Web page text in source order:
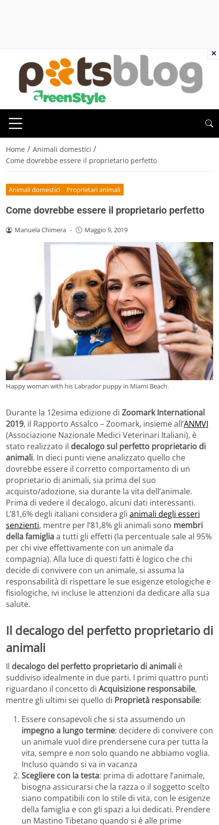
Home / Animali domestici /
Come dovrebbe essere il proprietario perfetto
Animali domestici Proprietari animali
Come dovrebbe essere il proprietario perfetto
Manuela Chimera - Maggio 9, 2019
Happy woman with his Labrador puppy in Miami Beach.
Durante la 12esima edizione di Zoomark International
2019, il Rapporto Assalco – Zoomark, insieme all’ANMVI
(Associazione Nazionale Medici Veterinari Italiani), è
stato realizzato il decalogo sul perfetto proprietario di
animali. In dieci punti viene analizzato quello che
dovrebbe essere il corretto comportamento di un
proprietario di animali, sia prima del suo
acquisto/adozione, sia durante la vita dell’animale.
Prima di vedere il decalogo, alcuni dati interessanti.
L’81,6% degli italiani considera gli animali degli esseri
senzienti, mentre per l’81,8% gli animali sono membri
della famigliaa tutti gli effetti (la percentuale sale al 95%
per chi vive effettivamente con un animale da
compagnia). Alla luce di questi fatti è logico che chi
decide di convivere con un animale, si assuma la
responsabilità di rispettare le sue esigenze etologiche e
fisiologiche, ivi incluse le attenzioni da dedicare alla sua
salute.
Il decalogo del perfetto proprietario di
animali
Il decalogo del perfetto proprietario di animali è
suddiviso idealmente in due parti. I primi quattro punti
riguardano il concetto di Acquisizione responsabile,
mentre gli ultimi sei quello di Proprietà responsabile:
Essere consapevoli che si sta assumendo un
impegno a lungo termine: decidere di convivere con
un animale vuol dire prendersene cura per tutta la
vita, sempre e non solo quando ne abbiamo voglia.
Incluso quando si va in vacanza
Scegliere con la testa: prima di adottare l’animale,
bisogna assicurarsi che la razza o il soggetto scelto
siano compatibili con lo stile di vita, con le esigenze
della famiglia e con gli spazi a lui dedicati. Prendere
un Mastino Tibetano quando si è alle prime
×